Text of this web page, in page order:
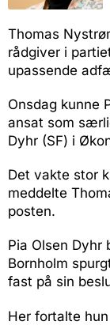
Thomas
rådgiver i
upassende
Onsdag kunne
ansat som
Dyhr (SF) i
Det vakte stor
meddelte
posten.
Pia Olsen Dyhr
Bornholm
fast på sin
Her fortalte